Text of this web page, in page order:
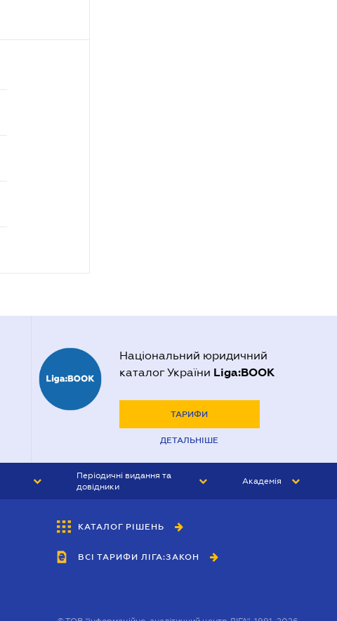
Національний юридичний
каталог України Liga:BOOK
ТАРИФИ
ДЕТАЛЬНІШЕ
Періодичні видання та
довідники
БУХГАЛТЕР&ЗАКОН
ВІСНИК МСФЗ
Академія
КАТАЛОГ РІШЕНЬ
ВСІ ТАРИФИ ЛІГА:ЗАКОН